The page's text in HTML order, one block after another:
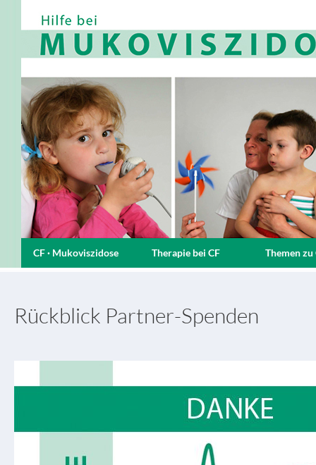
CF · Mukoviszidose Therapie bei CF Themen zu
Rückblick Partner-Spenden